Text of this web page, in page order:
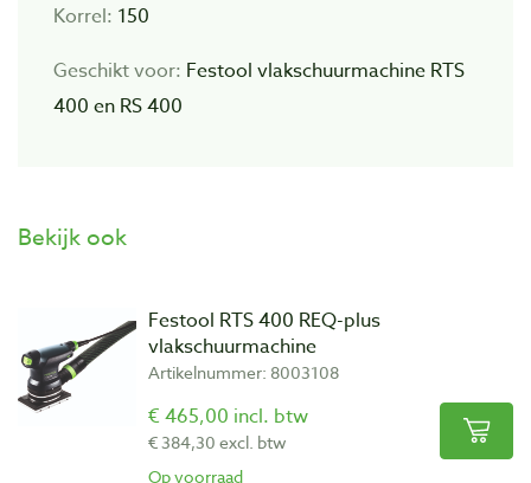
Korrel: 150
Geschikt voor: Festool vlakschuurmachine RTS
400 en RS 400
Bekijk ook
Festool RTS 400 REQ-plus
vlakschuurmachine
Artikelnummer: 8003108
€ 465,00 incl. btw
€ 384,30 excl. btw
Op voorraad